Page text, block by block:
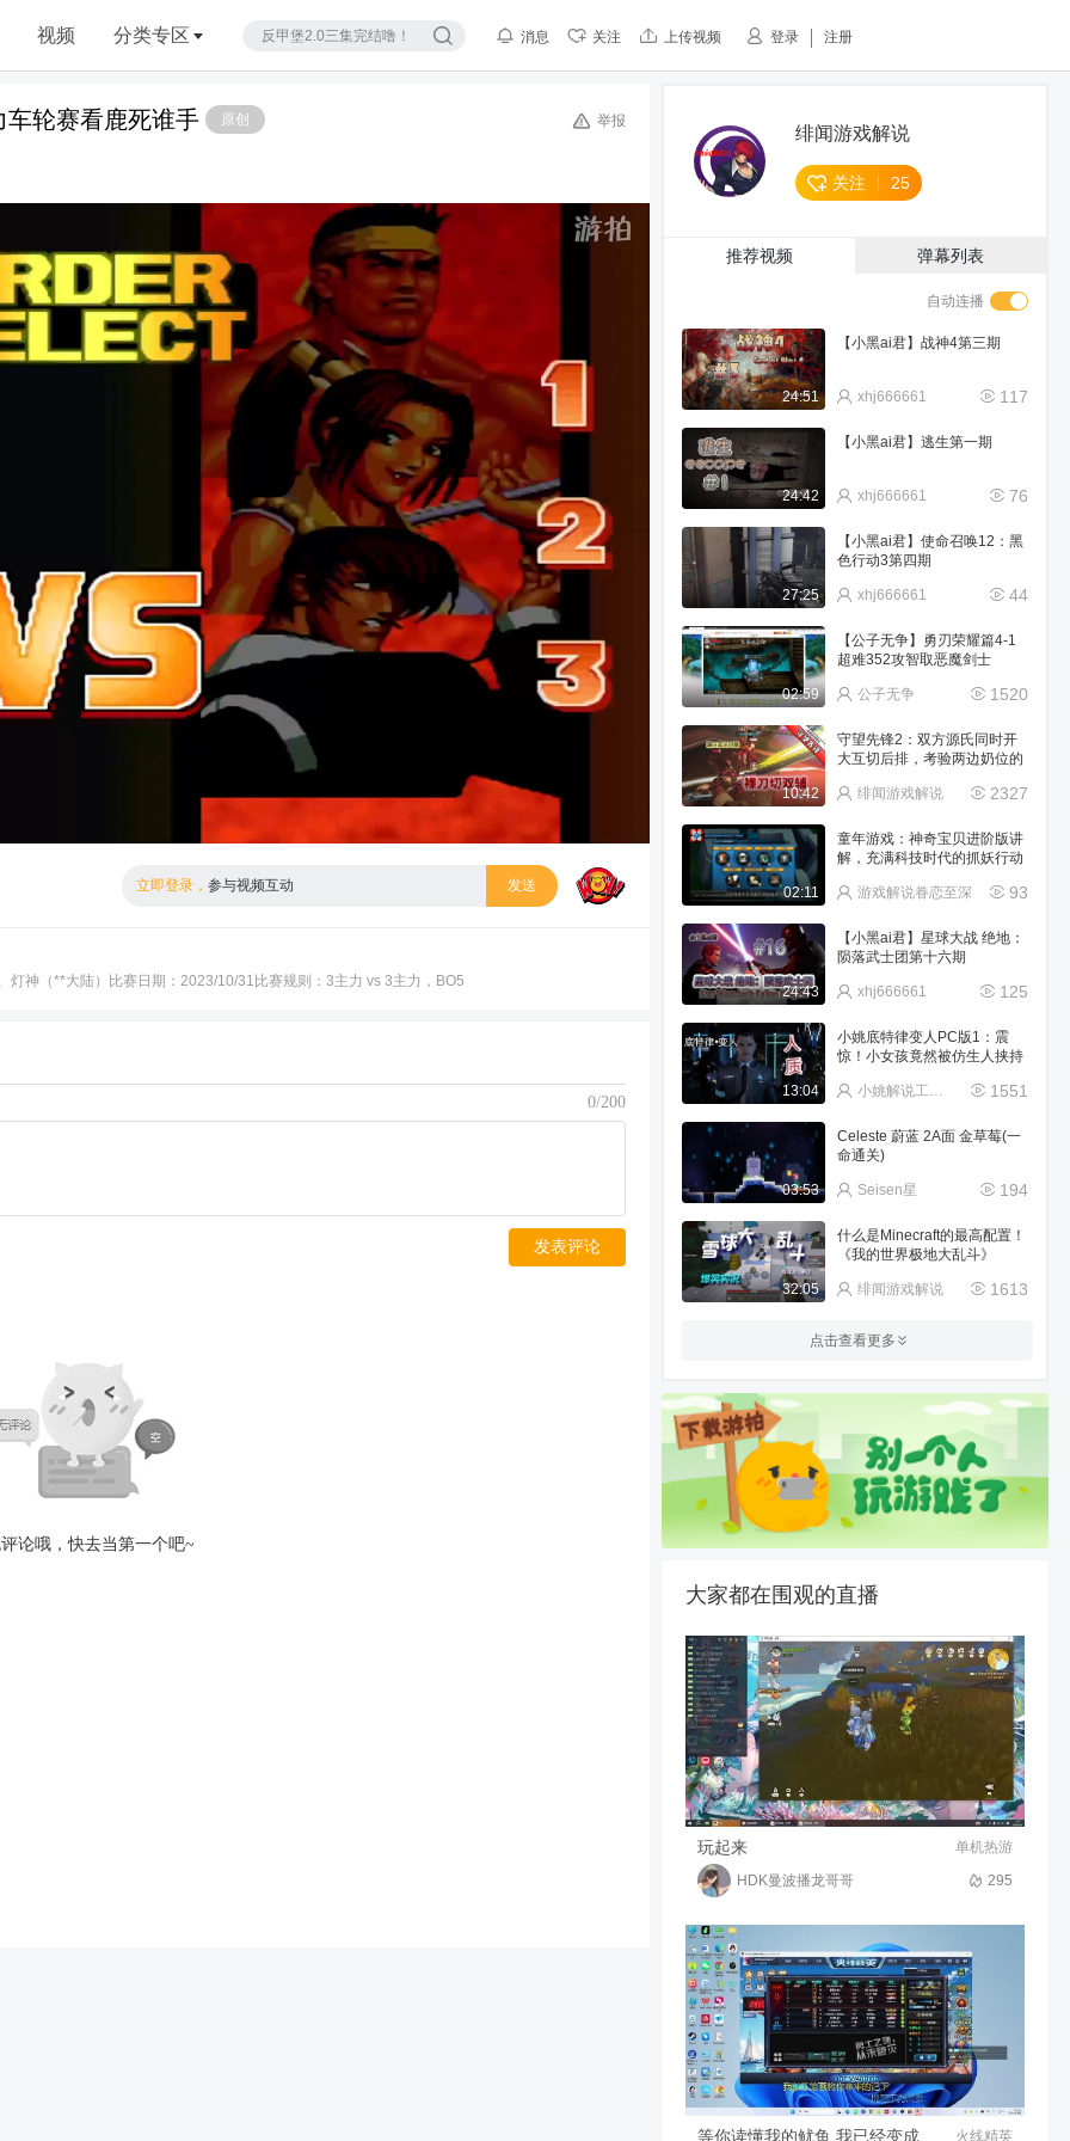
视频 分类专区 登录 注册
消息 关注 上传视频
原创
轮赛看鹿死谁手 举报
高清
倍数
立即登录，参与视频互动 发送
神（**大陆）比赛日期：2023/10/31比赛规则：3主力 vs 3主力，BO5
0/200
发表评论
论哦，快去当第一个吧~
绯闻游戏解说
关注 25
推荐视频 弹幕列表
自动连播
24:51
【小黑ai君】战神4第三期
117
xhj666661
24:42
【小黑ai君】逃生第一期
76
xhj666661
27:25
【小黑ai君】使命召唤12：黑
色行动3第四期
44
xhj666661
02:59
【公子无争】勇刃荣耀篇4-1
超难352攻智取恶魔剑士
1520
公子无争
10:42
守望先锋2：双方源氏同时开
大互切后排，考验两边奶位的
2327
绯闻游戏解说
02:11
童年游戏：神奇宝贝进阶版讲
解，充满科技时代的抓妖行动
93
游戏解说眷恋至深
24:43
【小黑ai君】星球大战 绝地：
陨落武士团第十六期
125
xhj666661
13:04
小姚底特律变人PC版1：震
惊！小女孩竟然被仿生人挟持
1551
小姚解说工作室
03:53
Celeste 蔚蓝 2A面 金草莓(一
命通关)
194
Seisen星
32:05
什么是Minecraft的最高配置！
《我的世界极地大乱斗》
1613
绯闻游戏解说
一通乱按会出现什么？
09:40
鬼泣5：远程法师v登场了
54
孔明灯ma
31:44
带第一次玩MC的新手修仙会
发生什么？【烦人修仙传】第
绯闻游戏解说
51:47
我的世界：花朵长出云朵，弹
头落在街头-惊变100天(第二
集)
587
绯闻游戏解说
32:56
我的世界：穿林海，跨雪原，
气冲霄汉！【纯净生存（第六
282
绯闻游戏解说
点击查看更多
大家都在围观的直播
单机热游
玩起来
295
HDK曼波播龙哥哥
火线精英